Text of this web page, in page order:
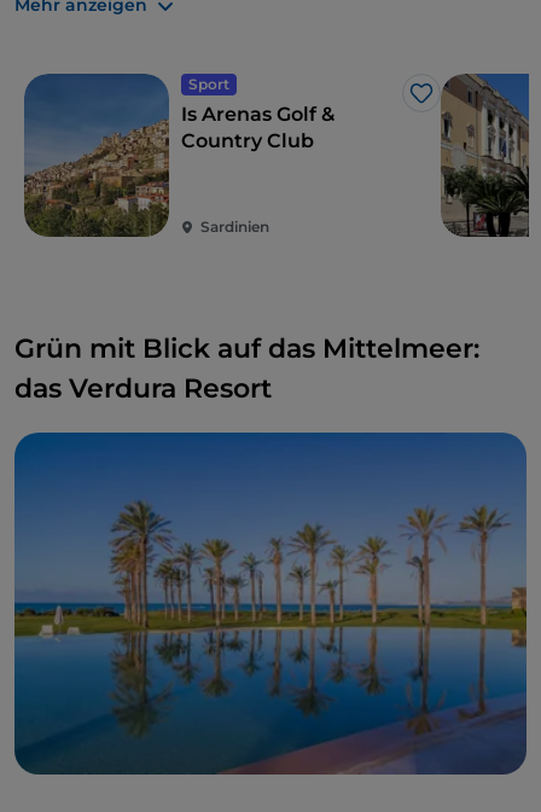
Putting Green, Golfschule, Golfcart, Verleih für
Restaurant, Bar, Unterkunft, Beach Club.
Sehenswertes und Unternehmungen in der
Umgebung: Hier finden Sie einige der schönsten
SträndeSardiniens Is Arutas,
Maimoni,Putzu Idu
das Archäologische
Mehr anzeigen
Sport
Like
Is Arenas Golf &
Country Club
Sardinien
Grün mit Blick auf das Mittelmeer:
das Verdura Resort